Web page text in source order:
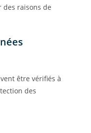
des raisons de
être vérifiés à
des